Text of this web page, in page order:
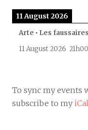
11 August 2026
Arte • Les
11 August 2026 21h00
To sync my events
subscribe to my iCal